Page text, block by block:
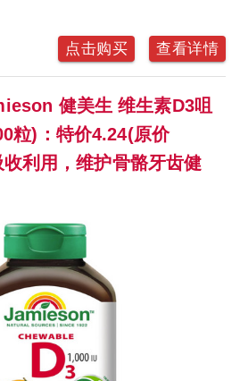
点击购买 查看详情
健美生 维生素D3咀
粒)：特价4.24(原价
利用，维护骨骼牙齿健